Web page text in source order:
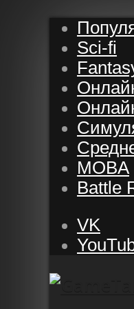
Sci-fi
MOBA
Battle
VK